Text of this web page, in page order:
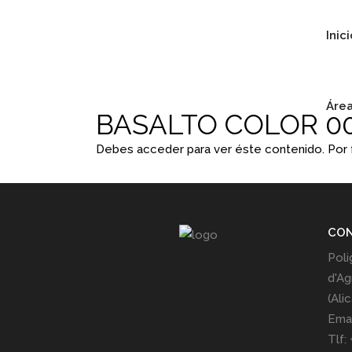
BASALTO COLOR
Debes acceder para ver éste contenido.
Tlf: